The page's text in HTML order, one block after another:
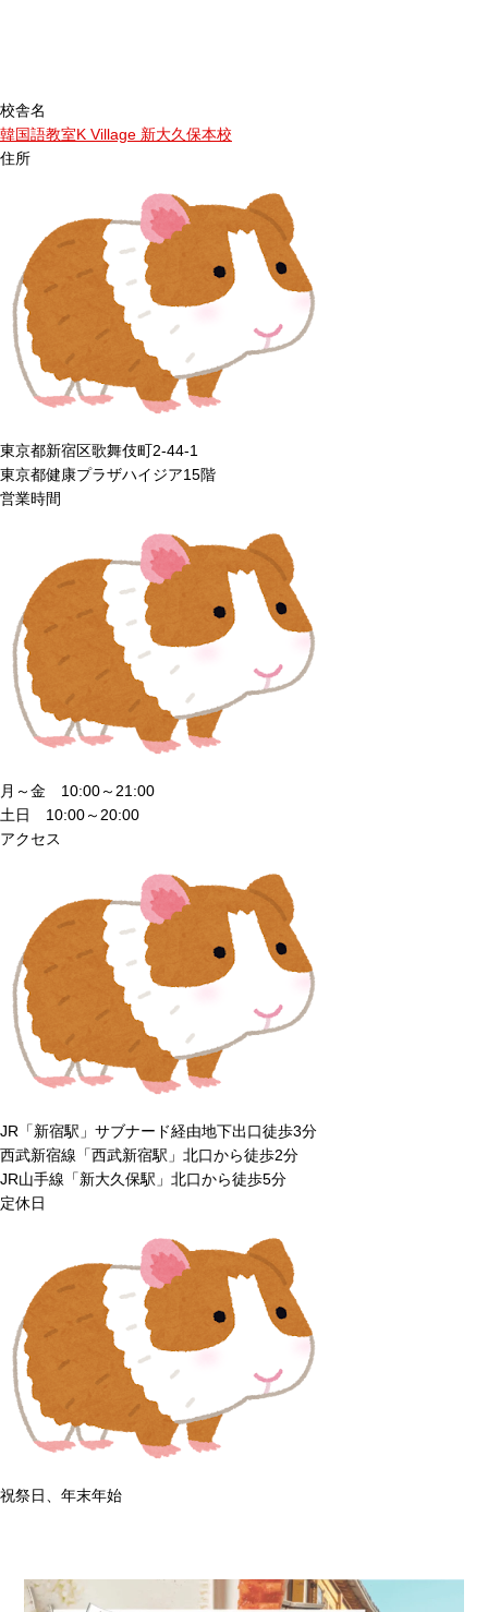
校舎名
韓国語教室K Village 新大久保本校
住所
東京都新宿区歌舞伎町2-44-1
東京都健康プラザハイジア15階
営業時間
月～金 10:00～21:00
土日 10:00～20:00
アクセス
JR「新宿駅」サブナード経由地下出口徒歩3分
西武新宿線「西武新宿駅」北口から徒歩2分
JR山手線「新大久保駅」北口から徒歩5分
定休日
祝祭日、年末年始